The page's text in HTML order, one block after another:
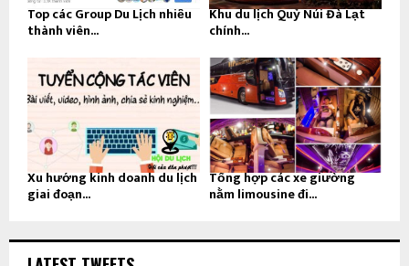
Top các Group Du Lịch nhiều
thành viên...
Khu du lịch Quỷ Núi Đà Lạt
chính...
Xu hướng kinh doanh du lịch
giai đoạn...
Tổng hợp các xe giường
nằm limousine đi...